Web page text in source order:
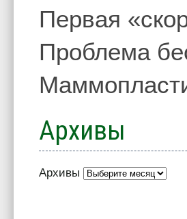
Первая
Проблема
Архивы
Архивы